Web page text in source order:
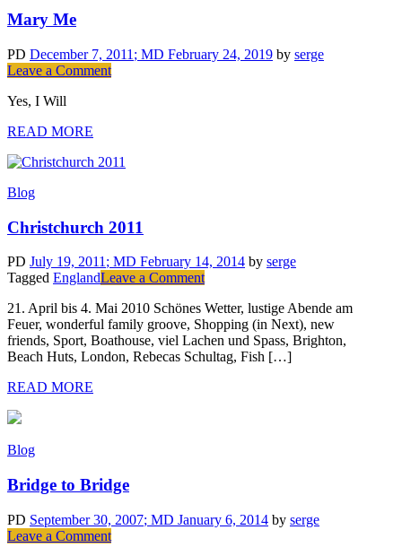
Mary Me
PD December 7, 2011 ; MD February 24, 2019 by serge
Leave a Commenton
Yes, I Will
READ MORE
Blog
Christchurch 2011
PD July 19, 2011 ; MD February 14, 2014 by serge
Tagged EnglandLeave a Commenton
2011
21. April bis 4. Mai 2010 Schönes Wetter, lustige Abende am
Feuer, wonderful family groove, Shopping (in Next), new
friends, Sport, Boathouse, viel Lachen und Spass, Brighton,
Beach Huts, London, Rebecas Schultag, Fish […]
READ MORE
Blog
Bridge to Bridge
PD September 30, 2007; MD January 6, 2014 by serge
Leave a Commenton